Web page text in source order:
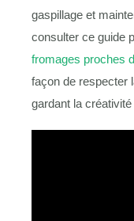
gaspillage et
consulter ce guide
fromages proches
façon de respecter
gardant la